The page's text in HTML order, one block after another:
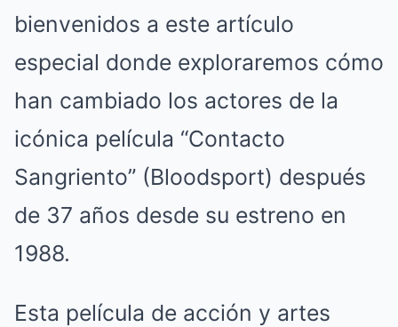
bienvenidos a este artículo
especial donde exploraremos cómo
han cambiado los actores de la
icónica película “Contacto
Sangriento” (Bloodsport) después
de 37 años desde su estreno en
1988.
Esta película de acción y artes